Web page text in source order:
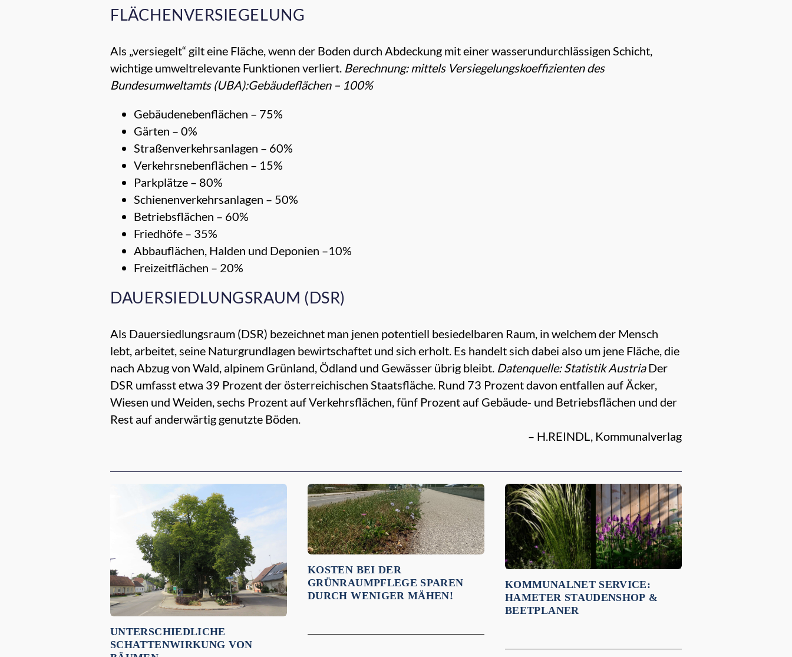
FLÄCHENVERSIEGELUNG
Als „versiegelt“ gilt eine Fläche, wenn der Boden durch Abdeckung mit einer wasserundurchlässigen Schicht,
wichtige umweltrelevante Funktionen verliert. Berechnung: mittels Versiegelungskoeffizienten des
Bundesumweltamts (UBA):Gebäudeflächen – 100%
Gebäudenebenflächen – 75%
Gärten – 0%
Straßenverkehrsanlagen – 60%
Verkehrsnebenflächen – 15%
Parkplätze – 80%
Schienenverkehrsanlagen – 50%
Betriebsflächen – 60%
Friedhöfe – 35%
Abbauflächen, Halden und Deponien –10%
Freizeitflächen – 20%
DAUERSIEDLUNGSRAUM (DSR)
Als Dauersiedlungsraum (DSR) bezeichnet man jenen potentiell besiedelbaren Raum, in welchem der Mensch
lebt, arbeitet, seine Naturgrundlagen bewirtschaftet und sich erholt. Es handelt sich dabei also um jene Fläche, die
nach Abzug von Wald, alpinem Grünland, Ödland und Gewässer übrig bleibt. Datenquelle: Statistik AustriaDer
DSR umfasst etwa 39 Prozent der österreichischen Staatsfläche. Rund 73 Prozent davon entfallen auf Äcker,
Wiesen und Weiden, sechs Prozent auf Verkehrsflächen, fünf Prozent auf Gebäude- und Betriebsflächen und der
Rest auf anderwärtig genutzte Böden.
– H.REINDL, Kommunalverlag
Empfehlungen für dich:
UNTERSCHIEDLICHE
SCHATTENWIRKUNG VON
KOSTEN BEI DER
GRÜNRAUMPFLEGE SPAREN
DURCH WENIGER MÄHEN!
KOMMUNALNET SERVICE:
HAMETER STAUDENSHOP &
BEETPLANER